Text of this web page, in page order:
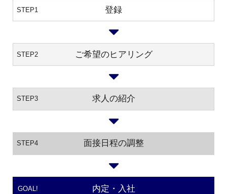
STEP1 登録
STEP2 ご希望のヒアリング
STEP3 求人の紹介
STEP4 面接日程の調整
GOAL! 内定・入社